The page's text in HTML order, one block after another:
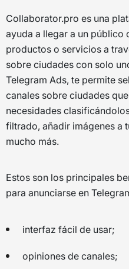
Collaborator.pro es una
ayuda a llegar a un público
productos o servicios a
sobre ciudades con solo
Telegram Ads, te permite
canales sobre ciudades
necesidades
filtrado, añadir imágenes a
mucho más.
Estos son los principales
para anunciarse en
interfaz fácil de usar;
opiniones de canales;